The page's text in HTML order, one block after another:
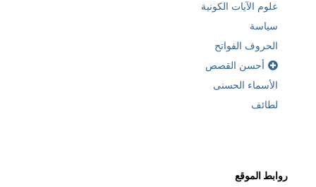
علوم الآيات الكونية
سياسة
الحروف الفواتح
أحسن القصص
الأسماء الحسنى
لطائف
روابط الموقع